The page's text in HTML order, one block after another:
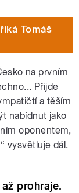
Tomáš
na prvním
Přijde
a těším
nabídnut jako
oponentem,
vysvětluje dál.
prohraje.